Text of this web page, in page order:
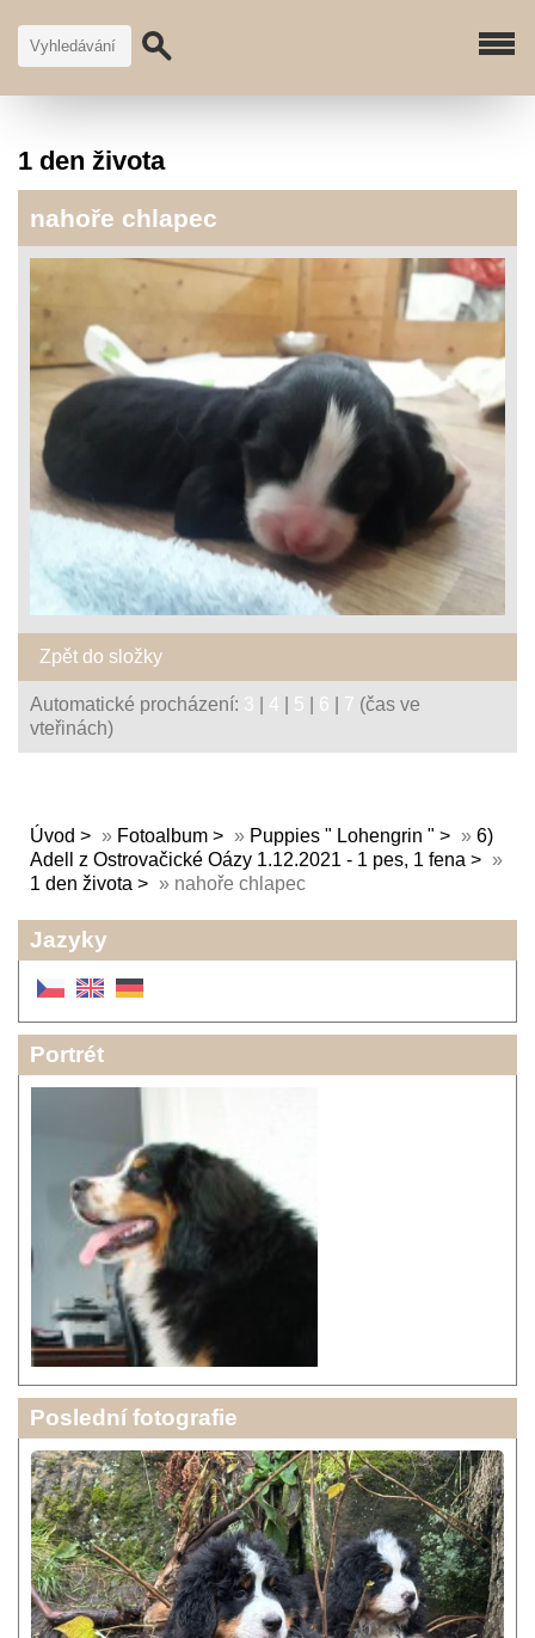
1 den života
nahoře chlapec
Zpět do složky
Automatické procházení: 3 4 5 6 7 (čas ve
vteřinách)
Úvod » Fotoalbum » Puppies " Lohengrin " » 6)
Adell z Ostrovačické Oázy 1.12.2021 - 1 pes, 1 fena
»
1 den života
» nahoře chlapec
Jazyky
Portrét
Poslední fotografie